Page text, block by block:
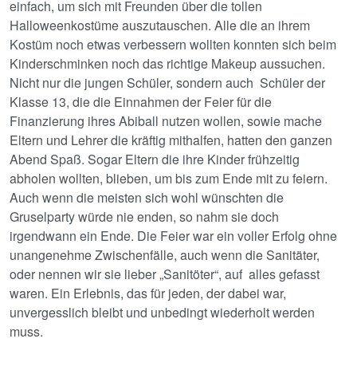
einfach, um sich mit Freunden über die tollen
Halloweenkostüme auszutauschen. Alle die an ihrem
Kostüm noch etwas verbessern wollten konnten sich beim
Kinderschminken noch das richtige Makeup aussuchen.
Nicht nur die jungen Schüler, sondern auch Schüler der
Klasse 13, die die Einnahmen der Feier für die
Finanzierung ihres Abiball nutzen wollen, sowie mache
Eltern und Lehrer die kräftig mithalfen, hatten den ganzen
Abend Spaß. Sogar Eltern die ihre Kinder frühzeitig
abholen wollten, blieben, um bis zum Ende mit zu feiern.
Auch wenn die meisten sich wohl wünschten die
Gruselparty würde nie enden, so nahm sie doch
irgendwann ein Ende. Die Feier war ein voller Erfolg ohne
unangenehme Zwischenfälle, auch wenn die Sanitäter,
oder nennen wir sie lieber „Sanitöter“, auf alles gefasst
waren. Ein Erlebnis, das für jeden, der dabei war,
unvergesslich bleibt und unbedingt wiederholt werden
muss.